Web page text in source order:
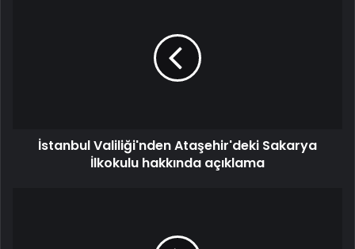
İstanbul Valiliği'nden Ataşehir'deki Sakarya
İlkokulu hakkında açıklama